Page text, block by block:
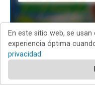
En la ventana
En este sitio web, se
experiencia óptima
privacidad